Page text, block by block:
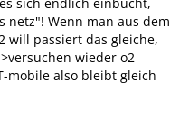
netz"! Wenn man aus dem
will passiert das gleiche,
wieder o2
mobile also bleibt gleich